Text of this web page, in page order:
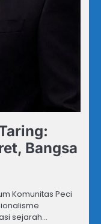
Bangsa
Komunitas Peci
sejarah…